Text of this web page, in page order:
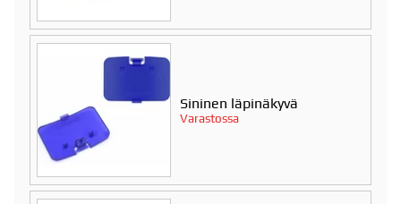
Sininen läpinäkyvä
Varastossa